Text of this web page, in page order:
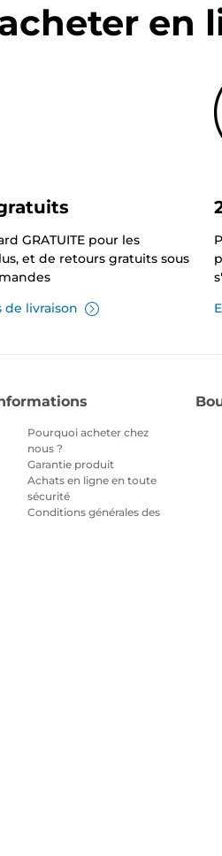
en
GRATUITE pour les
et de retours gratuits sous
de livraison
Pourquoi acheter chez
nous ?
Garantie produit
Achats en ligne en toute
sécurité
Conditions générales des